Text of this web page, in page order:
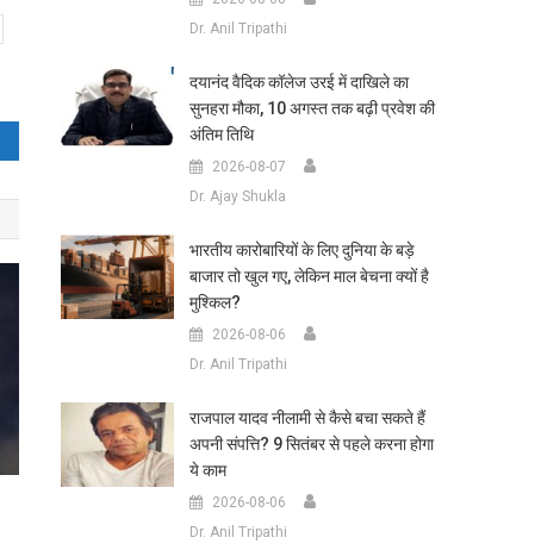
Dr. Anil Tripathi
दयानंद वैदिक कॉलेज उरई में दाखिले का
सुनहरा मौका, 10 अगस्त तक बढ़ी प्रवेश की
अंतिम तिथि
2026-08-07
Dr. Ajay Shukla
भारतीय कारोबारियों के लिए दुनिया के बड़े
बाजार तो खुल गए, लेकिन माल बेचना क्यों है
मुश्किल?
2026-08-06
Dr. Anil Tripathi
राजपाल यादव नीलामी से कैसे बचा सकते हैं
अपनी संपत्ति? 9 सितंबर से पहले करना होगा
ये काम
2026-08-06
Dr. Anil Tripathi